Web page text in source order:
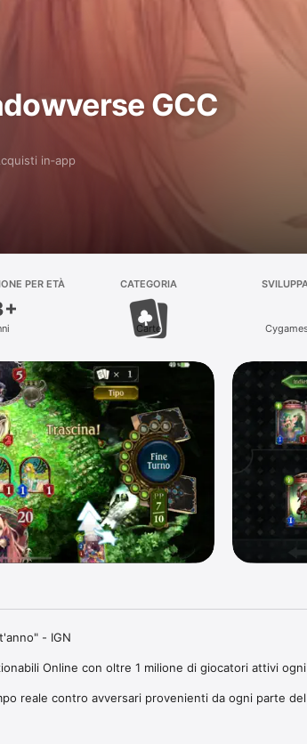
GCC
in‑app
PER ETÀ CATEGORIA
Carte
- IGN
Online con oltre 1 milione di giocatori attivi
reale contro avversari provenienti da ogni parte